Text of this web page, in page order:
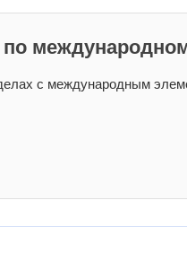
с международным